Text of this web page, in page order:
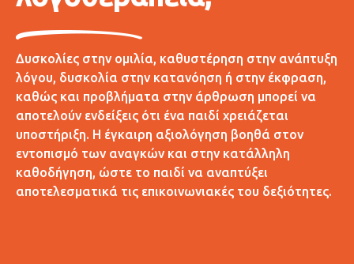
Δυσκολίες στην ομιλία, καθυστέρηση στην ανάπτυξη
λόγου, δυσκολία στην κατανόηση ή στην έκφραση,
καθώς και προβλήματα στην άρθρωση μπορεί να
αποτελούν ενδείξεις ότι ένα παιδί χρειάζεται
υποστήριξη. Η έγκαιρη αξιολόγηση βοηθά στον
εντοπισμό των αναγκών και στην κατάλληλη
καθοδήγηση, ώστε το παιδί να αναπτύξει
αποτελεσματικά τις επικοινωνιακές του δεξιότητες.